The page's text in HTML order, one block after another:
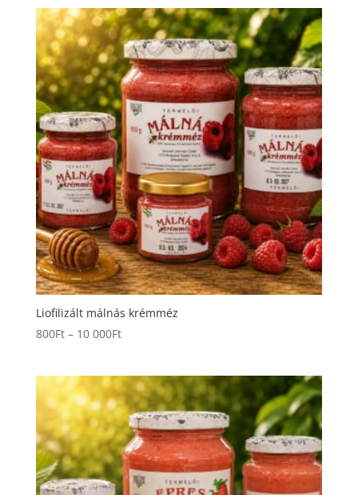
Liofilizált málnás krémméz
800Ft – 10 000FtÁrtartomány:
10
000Ft